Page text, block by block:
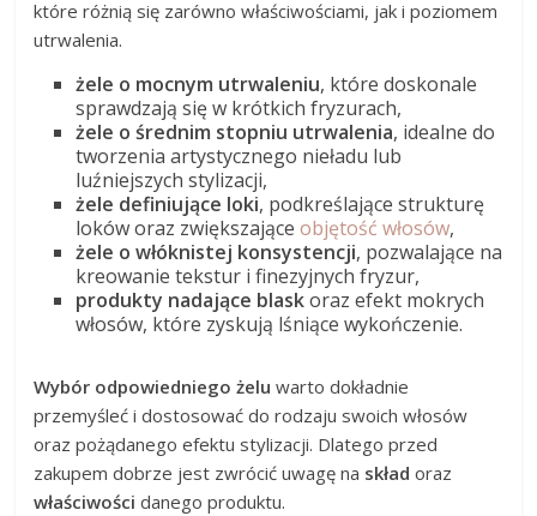
które różnią się zarówno właściwościami, jak i poziomem
utrwalenia.
żele o mocnym utrwaleniu, które doskonale
sprawdzają się w krótkich fryzurach,
żele o średnim stopniu utrwalenia, idealne do
tworzenia artystycznego nieładu lub
luźniejszych stylizacji,
żele definiujące loki, podkreślające strukturę
loków oraz zwiększająceobjętość włosów,
żele o włóknistej konsystencji, pozwalające na
kreowanie tekstur i finezyjnych fryzur,
produkty nadające blaskoraz efekt mokrych
włosów, które zyskują lśniące wykończenie.
Wybór odpowiedniego żelu warto dokładnie
przemyśleć i dostosować do rodzaju swoich włosów
oraz pożądanego efektu stylizacji. Dlatego przed
zakupem dobrze jest zwrócić uwagę na skład oraz
właściwości danego produktu.